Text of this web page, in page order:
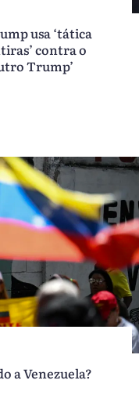
usa ‘tática
contra o
Trump’
a Venezuela?